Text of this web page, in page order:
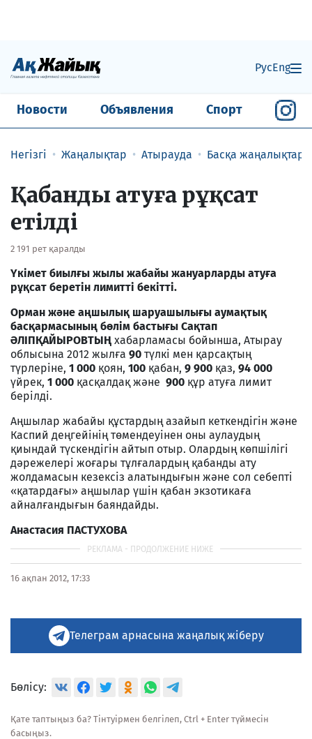
РусEng
Новости Объявления Спорт
Негізгі Жаңалықтар Атырауда Басқа жаңалықтар
Қабанды атуға рұқсат
етілді
2 191 рет қаралды
Үкімет биылғы жылы жабайы жануарларды атуға
рұқсат беретін лимитті бекітті.
Орман және аңшылық шаруашылығы аумақтық
басқармасының бөлім бастығы Сақтап
ӘЛІПҚАЙЫРОВТЫҢ хабарламасы бойынша, Атырау
облысына 2012 жылға 90 түлкі мен қарсақтың
түрлеріне, 1 000 қоян, 100 қабан, 9 900 қаз, 94 000
үйрек, 1 000 қасқалдақ және 900 құр атуға лимит
берілді.
Аңшылар жабайы құстардың азайып кеткендігін және
Каспий деңгейінің төмендеуінен оны аулаудың
қиындай түскендігін айтып отыр. Олардың көпшілігі
дәрежелері жоғары тұлғалардың қабанды ату
жолдамасын кезексіз алатындығын және сол себепті
«қатардағы» аңшылар үшін қабан экзотикаға
айналғандығын баяндайды.
Анастасия ПАСТУХОВА
16 ақпан 2012, 17:33
Телеграм арнасына жаңалық жіберу
Бөлісу:
Қате таптыңыз ба? Тінтуірмен белгілеп, Ctrl + Enter түймесін
басыңыз.